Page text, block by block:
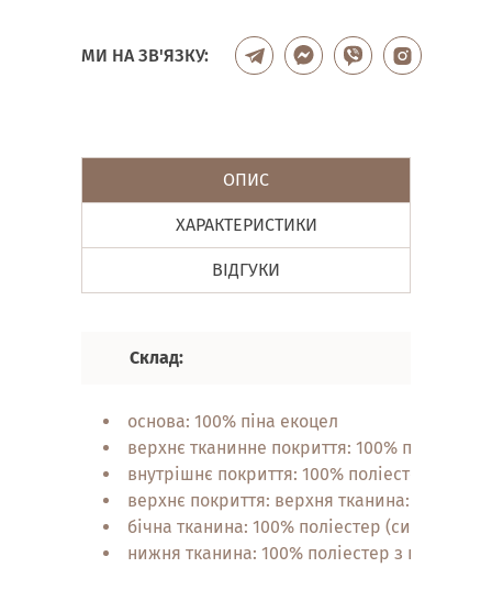
МИ НА ЗВ'ЯЗКУ:
ОПИС
ХАРАКТЕРИСТИКИ
ВІДГУКИ
Склад:
основа: 100% піна екоцел
верхнє тканинне покриття: 100% поліестер
внутрішнє покриття: 100% поліестер
верхнє покриття: верхня тканина: 100%
бічна тканина: 100% поліестер (система
нижня тканина: 100% поліестер з